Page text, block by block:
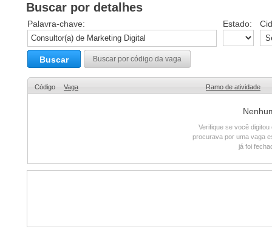
Buscar por detalhes
Palavra-chave: Estado:
Buscar Buscar por código da vaga
Código Vaga Ramo de atividade
Verifique se você
procurava por uma vaga
já foi